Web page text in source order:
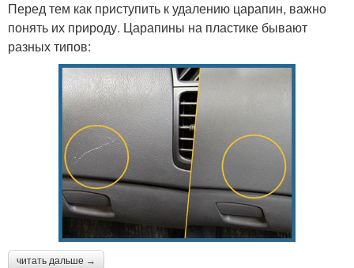
Перед тем как приступить к удалению царапин, важно
понять их природу. Царапины на пластике бывают
разных типов:
читать дальше →